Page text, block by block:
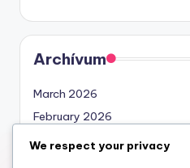
Archívum
March 2026
February 2026
We respect your privacy